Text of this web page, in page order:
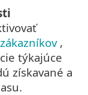
,
týkajúce
získavané a